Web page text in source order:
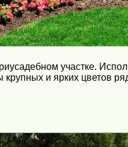
участке.
и ярких цветов